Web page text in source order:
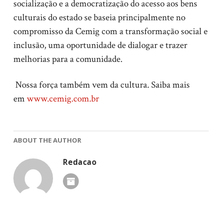
socialização e a democratização do acesso aos bens
culturais do estado se baseia principalmente no
compromisso da Cemig com a transformação social e
inclusão, uma oportunidade de dialogar e trazer
melhorias para a comunidade.
Nossa força também vem da cultura. Saiba mais
emwww.cemig.com.br
ABOUT THE AUTHOR
Redacao